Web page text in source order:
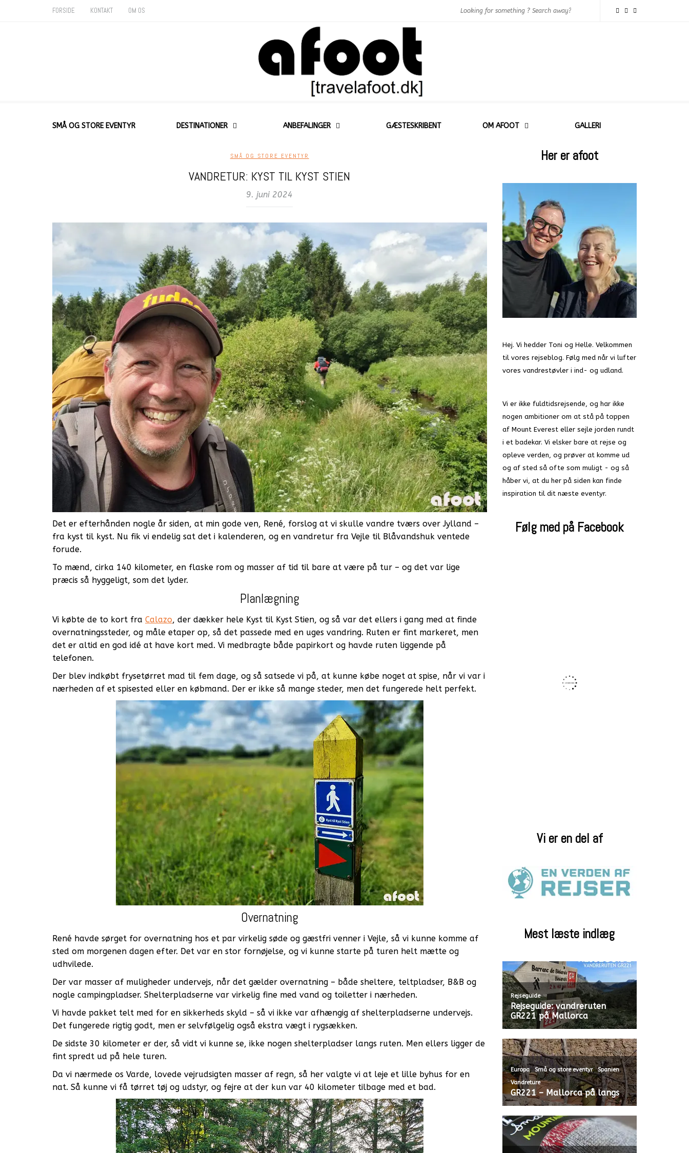
FORSIDE KONTAKT OM OS
SMÅ OG STORE EVENTYR DESTINATIONER ANBEFALINGER GÆSTESKRIBENT OM AFOOT GALLERI
SMÅ OG STORE EVENTYR
VANDRETUR: KYST TIL KYST STIEN
9. juni 2024
Det er efterhånden nogle år siden, at min gode ven, René, forslog at vi skulle vandre tværs over Jylland –
fra kyst til kyst. Nu fik vi endelig sat det i kalenderen, og en vandretur fra Vejle til Blåvandshuk ventede
forude.
To mænd, cirka 140 kilometer, en flaske rom og masser af tid til bare at være på tur – og det var lige
præcis så hyggeligt, som det lyder.
Planlægning
Vi købte de to kort fra Calazo, der dækker hele Kyst til Kyst Stien, og så var det ellers i gang med at finde
overnatningssteder, og måle etaper op, så det passede med en uges vandring. Ruten er fint markeret, men
det er altid en god idé at have kort med. Vi medbragte både papirkort og havde ruten liggende på
telefonen.
Der blev indkøbt frysetørret mad til fem dage, og så satsede vi på, at kunne købe noget at spise, når vi var i
nærheden af et spisested eller en købmand. Der er ikke så mange steder, men det fungerede helt perfekt.
Overnatning
René havde sørget for overnatning hos et par virkelig søde og gæstfri venner i Vejle, så vi kunne komme af
sted om morgenen dagen efter. Det var en stor fornøjelse, og vi kunne starte på turen helt mætte og
udhvilede.
Der var masser af muligheder undervejs, når det gælder overnatning – både sheltere, teltpladser, B&B og
nogle campingpladser. Shelterpladserne var virkelig fine med vand og toiletter i nærheden.
Vi havde pakket telt med for en sikkerheds skyld – så vi ikke var afhængig af shelterpladserne undervejs.
Det fungerede rigtig godt, men er selvfølgelig også ekstra vægt i rygsækken.
De sidste 30 kilometer er der, så vidt vi kunne se, ikke nogen shelterpladser langs ruten. Men ellers ligger de
fint spredt ud på hele turen.
Da vi nærmede os Varde, lovede vejrudsigten masser af regn, så her valgte vi at leje et lille byhus for en
nat. Så kunne vi få tørret tøj og udstyr, og fejre at der kun var 40 kilometer tilbage med et bad.
Her er afoot
Hej. Vi hedder Toni og Helle. Velkommen
til vores rejseblog. Følg med når vi lufter
vores vandrestøvler i ind- og udland.
Vi er ikke fuldtidsrejsende, og har ikke
nogen ambitioner om at stå på toppen
af Mount Everest eller sejle jorden rundt
i et badekar. Vi elsker bare at rejse og
opleve verden, og prøver at komme ud
og af sted så ofte som muligt - og så
håber vi, at du her på siden kan finde
inspiration til dit næste eventyr.
Følg med på Facebook
Vi er en del af
Mest læste indlæg
Rejseguide
Rejseguide: vandreruten
GR221 på Mallorca
Europa,Små og store eventyr,Spanien,
Vandreture
GR221 – Mallorca på langs